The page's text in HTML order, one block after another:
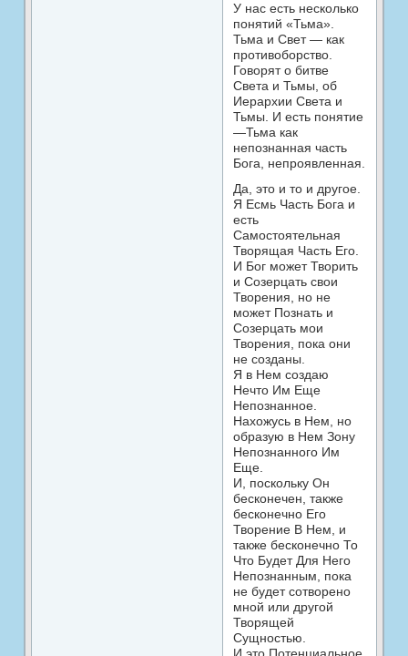
У нас есть несколько
понятий «Тьма».
Тьма и Свет — как
противоборство.
Говорят о битве
Света и Тьмы, об
Иерархии Света и
Тьмы. И есть понятие
—Тьма как
непознанная часть
Бога, непроявленная.
Да, это и то и другое.
Я Есмь Часть Бога и
есть
Самостоятельная
Творящая Часть Его.
И Бог может Творить
и Созерцать свои
Творения, но не
может Познать и
Созерцать мои
Творения, пока они
не созданы.
Я в Нем создаю
Нечто Им Еще
Непознанное.
Нахожусь в Нем, но
образую в Нем Зону
Непознанного Им
Еще.
И, поскольку Он
бесконечен, также
бесконечно Его
Творение В Нем, и
также бесконечно То
Что Будет Для Него
Непознанным, пока
не будет сотворено
мной или другой
Творящей
Сущностью.